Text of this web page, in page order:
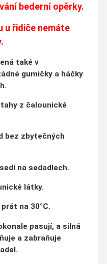
bederní opěrky.
u řidiče nemáte
také v
gumičky a háčky
z čalounické
bez zbytečných
na sedadlech.
látky.
na 30°C.
pasují, a silná
a zabraňuje